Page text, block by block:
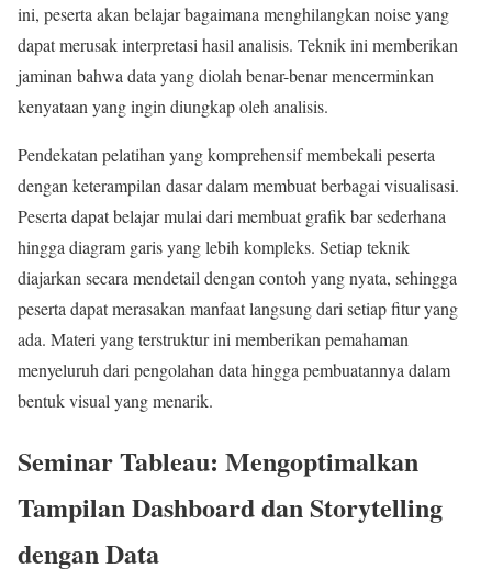
ini, peserta akan belajar bagaimana menghilangkan noise yang
dapat merusak interpretasi hasil analisis. Teknik ini memberikan
jaminan bahwa data yang diolah benar-benar mencerminkan
kenyataan yang ingin diungkap oleh analisis.
Pendekatan pelatihan yang komprehensif membekali peserta
dengan keterampilan dasar dalam membuat berbagai visualisasi.
Peserta dapat belajar mulai dari membuat grafik bar sederhana
hingga diagram garis yang lebih kompleks. Setiap teknik
diajarkan secara mendetail dengan contoh yang nyata, sehingga
peserta dapat merasakan manfaat langsung dari setiap fitur yang
ada. Materi yang terstruktur ini memberikan pemahaman
menyeluruh dari pengolahan data hingga pembuatannya dalam
bentuk visual yang menarik.
Seminar Tableau: Mengoptimalkan
Tampilan Dashboard dan Storytelling
dengan Data